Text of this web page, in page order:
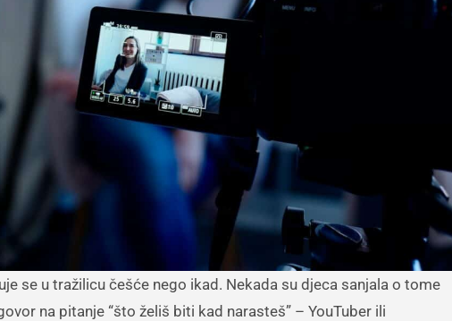
se u tražilicu češće nego ikad. Nekada su djeca sanjala o tome
na pitanje “što želiš biti kad narasteš” – YouTuber ili